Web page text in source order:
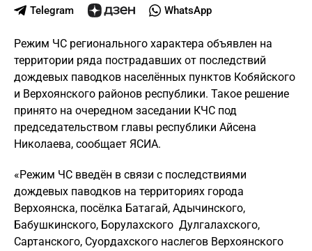
Telegram WhatsApp
Режим ЧС регионального характера объявлен на
территории ряда пострадавших от последствий
дождевых паводков населённых пунктов Кобяйского
и Верхоянского районов республики. Такое решение
принято на очередном заседании КЧС под
председательством главы республики Айсена
Николаева, сообщает ЯСИА.
«Режим ЧС введён в связи с последствиями
дождевых паводков на территориях города
Верхоянска, посёлка Батагай, Адычинского,
Бабушкинского, Борулахского Дулгалахского,
Сартанского, Суордахского наслегов Верхоянского